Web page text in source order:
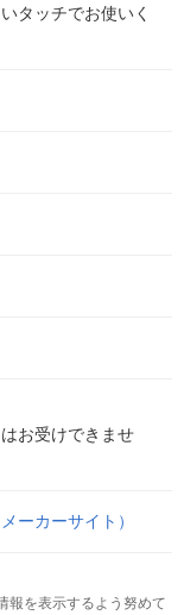
タッチでお使いく
お受けできませ
ーカーサイト）
報を表示するよう努めて